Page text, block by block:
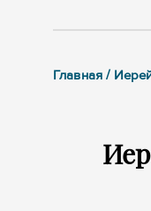
Главная /